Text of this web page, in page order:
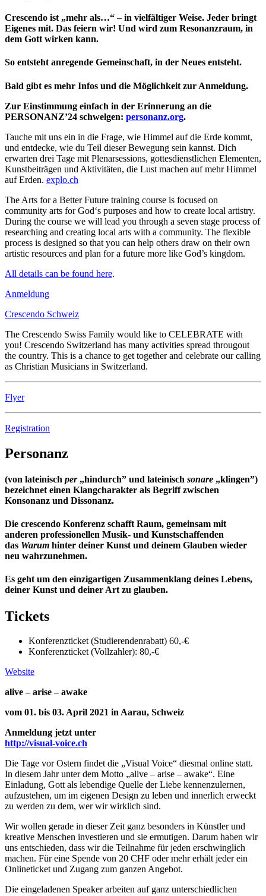
Crescendo ist „mehr als…“ – in vielfältiger Weise. Jeder bringt
Eigenes mit. Das feiern wir! Und wird zum Resonanzraum, in
dem Gott wirken kann.
So entsteht anregende Gemeinschaft, in der Neues entsteht.
Bald gibt es mehr Infos und die Möglichkeit zur Anmeldung.
Zur Einstimmung einfach in der Erinnerung an die
PERSONANZ’24 schwelgen: personanz.org.
Tauche mit uns ein in die Frage, wie Himmel auf die Erde kommt,
und entdecke, wie du Teil dieser Bewegung sein kannst. Dich
erwarten drei Tage mit Plenarsessions, gottesdienstlichen Elementen,
Kunstbeiträgen und Aktivitäten, die Lust machen auf mehr Himmel
auf Erden. explo.ch
The Arts for a Better Future training course is focused on
community arts for God‘s purposes and how to create local artistry.
During the course we will lead you through a seven stage process of
researching and creating local arts with a community. The flexible
process is designed so that you can help others draw on their own
artistic resources and plan for a future more like God’s kingdom.
All details can be found here.
Anmeldung
Crescendo Schweiz
The Crescendo Swiss Family would like to CELEBRATE with
you! Crescendo Switzerland has many activities spread througout
the country. This is a chance to get together and celebrate our calling
as Christian Musicians in Switzerland.
Flyer
Registration
Personanz
(von lateinisch per„hindurch” und lateinisch sonare „klingen”)
bezeichnet einen Klangcharakter als Begriff zwischen
Konsonanz und Dissonanz.
Die crescendo Konferenz schafft Raum, gemeinsam mit
anderen professionellen Musik- und Kunstschaffenden
das Warum hinter deiner Kunst und deinem Glauben wieder
neu wahrzunehmen.
Es geht um den einzigartigen Zusammenklang deines Lebens,
deiner Kunst und deiner Art zu glauben.
Tickets
Konferenzticket (Studierendenrabatt) 60,-€
Konferenzticket (Vollzahler): 80,-€
Website
alive – arise – awake
vom 01. bis 03. April 2021 in Aarau, Schweiz
Anmeldung jetzt unter
http://visual-voice.ch
Die Tage vor Ostern findet die „Visual Voice“ diesmal online statt.
In diesem Jahr unter dem Motto „alive – arise – awake“. Eine
Einladung, Gott als lebendige Quelle der Liebe kennenzulernen,
aufzustehen, um im eigenen Design zu leben und innerlich erweckt
zu werden zu dem, wer wir wirklich sind.
Wir wollen gerade in dieser Zeit ganz besonders in Künstler und
kreative Menschen investieren und sie ermutigen. Darum haben wir
uns entschieden, dass wir die Teilnahme für jeden erschwinglich
machen. Für eine Spende von 20 CHF oder mehr erhält jeder ein
Onlineticket und Zugang zum ganzen Angebot.
Die eingeladenen Speaker arbeiten auf ganz unterschiedlichen